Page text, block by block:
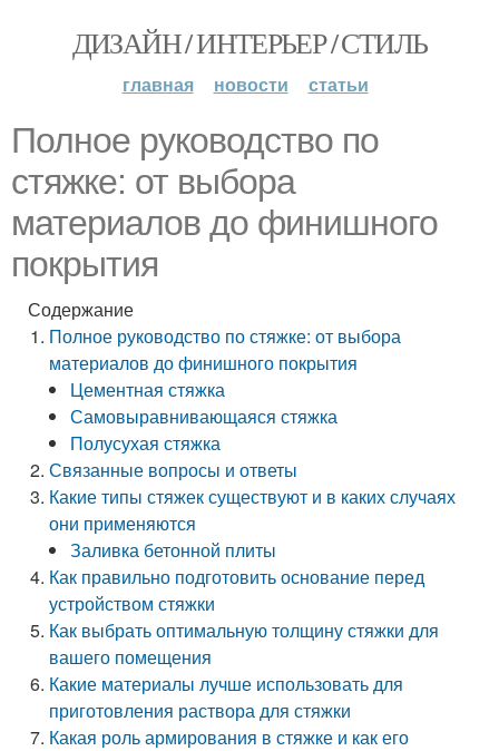
ДИЗАЙН / ИНТЕРЬЕР / СТИЛЬ
главная новости статьи
Полное руководство по
стяжке: от выбора
материалов до финишного
покрытия
Содержание
Полное руководство по стяжке: от выбора
материалов до финишного покрытия
Цементная стяжка
Самовыравнивающаяся стяжка
Полусухая стяжка
Связанные вопросы и ответы
Какие типы стяжек существуют и в каких случаях
они применяются
Заливка бетонной плиты
Как правильно подготовить основание перед
устройством стяжки
Как выбрать оптимальную толщину стяжки для
вашего помещения
Какие материалы лучше использовать для
приготовления раствора для стяжки
Какая роль армирования в стяжке и как его